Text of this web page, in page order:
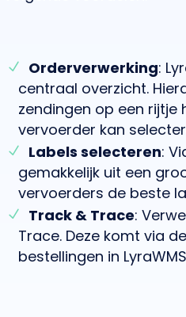
Orderverwerking:
centraal overzicht.
zendingen op een rijtje
vervoerder kan
Labels selecteren:
gemakkelijk uit een
vervoerders de beste
Track & Trace:
Trace. Deze komt via
bestellingen in